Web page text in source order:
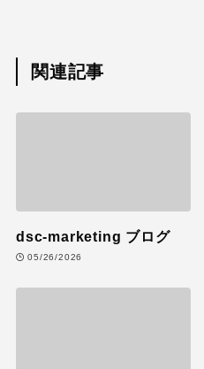
関連記事
dsc-marketing ブログ
05/26/2026